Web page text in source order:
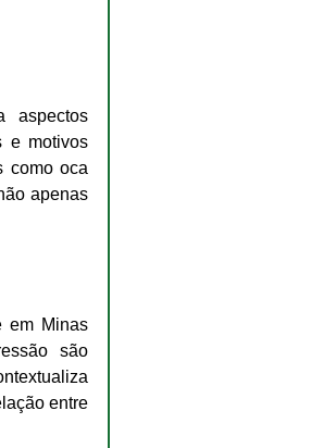
aspectos
e motivos
como oca
apenas
em Minas
são
entre